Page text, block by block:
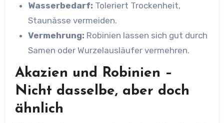
Wasserbedarf: Toleriert Trockenheit,
Staunässe vermeiden.
Vermehrung: Robinien lassen sich gut durch
Samen oder Wurzelausläufer vermehren.
Akazien und Robinien –
Nicht dasselbe, aber doch
ähnlich